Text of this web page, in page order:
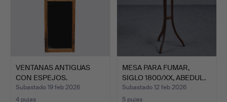
VENTANAS ANTIGUAS
CON ESPEJOS.
Subastado 19 feb 2026
4 pujas
MESA PARA FUMAR,
SIGLO 1800/XX, ABEDUL.
Subastado 12 feb 2026
5 pujas